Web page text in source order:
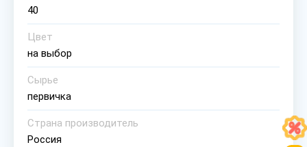
40
Цвет
на выбор
Сырье
первичка
Страна производитель
Россия